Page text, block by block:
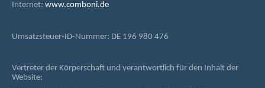
Internet: www.comboni.de
Umsatzsteuer-ID-Nummer: DE 196 980 476
Vertreter der Körperschaft und verantwortlich für den Inhalt der
Website: